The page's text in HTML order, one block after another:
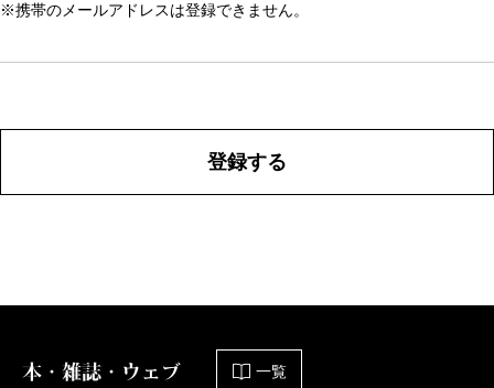
※携帯のメールアドレスは登録できません。
登録する
本・雑誌・ウェブ 一覧